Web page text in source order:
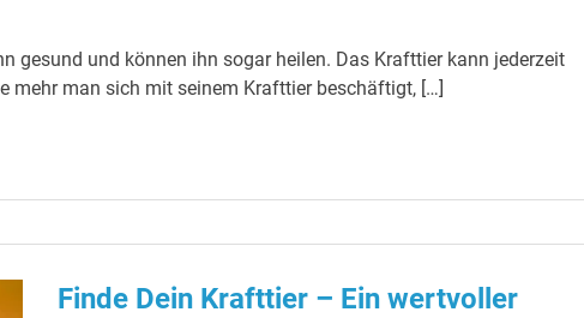
gesund und können ihn sogar heilen. Das Krafttier kann jederzeit
mehr man sich mit seinem Krafttier beschäftigt, […]
Finde Dein Krafttier – Ein wertvoller